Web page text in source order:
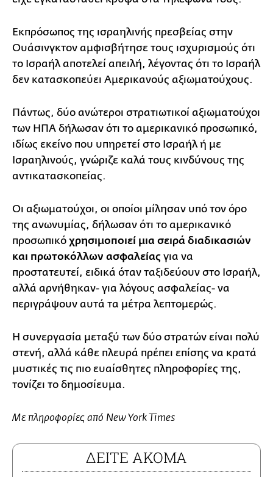
Εκπρόσωπος της ισραηλινής πρεσβείας στην
Ουάσινγκτον αμφισβήτησε τους ισχυρισμούς ότι
το Ισραήλ αποτελεί απειλή, λέγοντας ότι το Ισραήλ
δεν κατασκοπεύει Αμερικανούς αξιωματούχους.
Πάντως, δύο ανώτεροι στρατιωτικοί αξιωματούχοι
των ΗΠΑ δήλωσαν ότι το αμερικανικό προσωπικό,
ιδίως εκείνο που υπηρετεί στο Ισραήλ ή με
Ισραηλινούς, γνώριζε καλά τους κινδύνους της
αντικατασκοπείας.
Οι αξιωματούχοι, οι οποίοι μίλησαν υπό τον όρο
της ανωνυμίας, δήλωσαν ότι το αμερικανικό
προσωπικό χρησιμοποιεί μια σειρά διαδικασιών
και πρωτοκόλλων ασφαλείας για να
προστατευτεί, ειδικά όταν ταξιδεύουν στο Ισραήλ,
αλλά αρνήθηκαν- για λόγους ασφαλείας- να
περιγράψουν αυτά τα μέτρα λεπτομερώς.
Η συνεργασία μεταξύ των δύο στρατών είναι πολύ
στενή, αλλά κάθε πλευρά πρέπει επίσης να κρατά
μυστικές τις πιο ευαίσθητες πληροφορίες της,
τονίζει το δημοσίευμα.
Με πληροφορίες από New York Times
ΔΕΙΤΕ ΑΚΟΜΑ